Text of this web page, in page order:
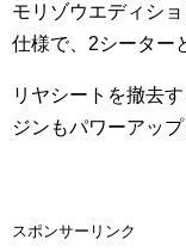
モリゾウエディシ
仕様で、2シーター
リヤシートを撤去
ジンもパワーアップ
スポンサーリンク